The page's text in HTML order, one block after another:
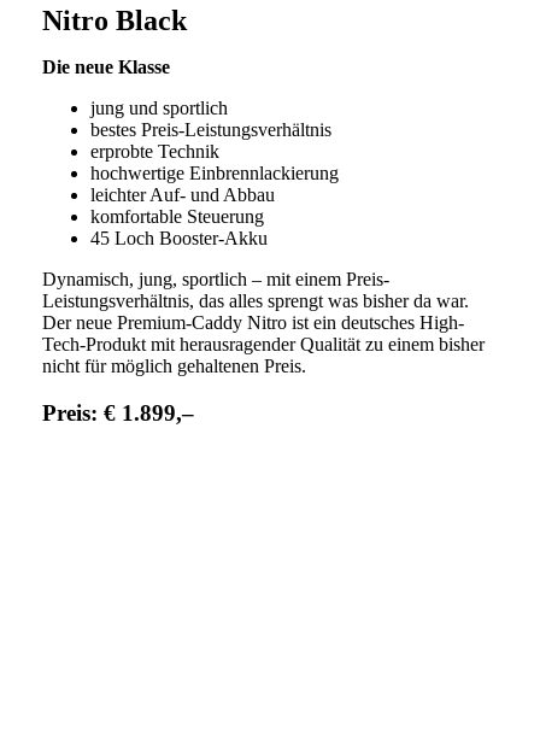
Nitro Black
Die neue Klasse
jung und sportlich
bestes Preis-Leistungsverhältnis
erprobte Technik
hochwertige Einbrennlackierung
leichter Auf- und Abbau
komfortable Steuerung
45 Loch Booster-Akku
Dynamisch, jung, sportlich – mit einem Preis-
Leistungsverhältnis, das alles sprengt was bisher da war.
Der neue Premium-Caddy Nitro ist ein deutsches High-
Tech-Produkt mit herausragender Qualität zu einem bisher
nicht für möglich gehaltenen Preis.
Preis: € 1.899,–